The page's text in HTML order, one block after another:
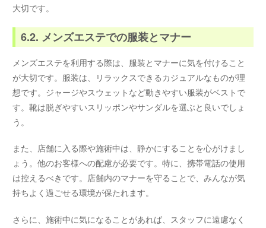
大切です。
6.2. メンズエステでの服装とマナー
メンズエステを利用する際は、服装とマナーに気を付けること
が大切です。服装は、リラックスできるカジュアルなものが理
想です。ジャージやスウェットなど動きやすい服装がベストで
す。靴は脱ぎやすいスリッポンやサンダルを選ぶと良いでしょ
う。
また、店舗に入る際や施術中は、静かにすることを心がけまし
ょう。他のお客様への配慮が必要です。特に、携帯電話の使用
は控えるべきです。店舗内のマナーを守ることで、みんなが気
持ちよく過ごせる環境が保たれます。
さらに、施術中に気になることがあれば、スタッフに遠慮なく